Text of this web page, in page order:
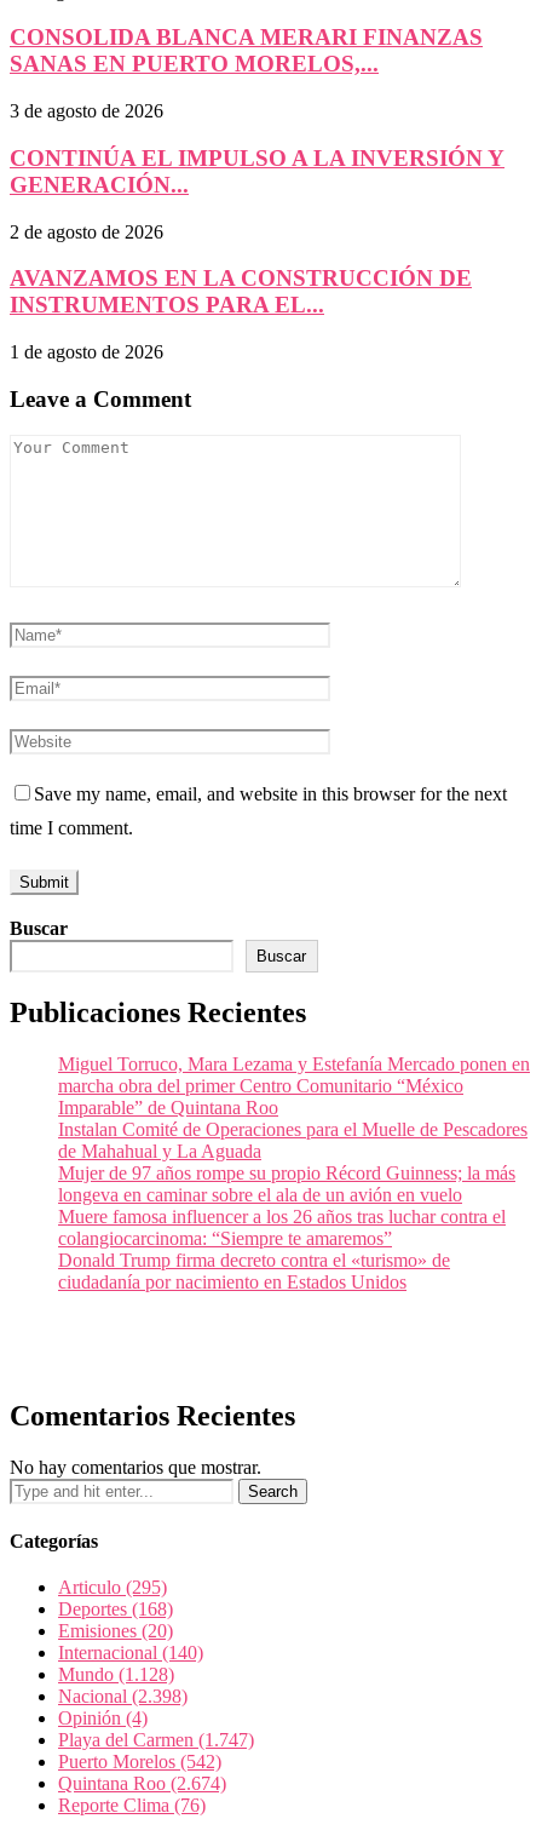
CONSOLIDA BLANCA MERARI FINANZAS
SANAS EN PUERTO MORELOS,...
3 de agosto de 2026
CONTINÚA EL IMPULSO A LA INVERSIÓN Y
GENERACIÓN...
2 de agosto de 2026
AVANZAMOS EN LA CONSTRUCCIÓN DE
INSTRUMENTOS PARA EL...
1 de agosto de 2026
Leave a Comment
Save my name, email, and website in this browser for the next
time I comment.
Buscar
Buscar
Publicaciones Recientes
Miguel Torruco, Mara Lezama y Estefanía Mercado ponen en
marcha obra del primer Centro Comunitario “México
Imparable” de Quintana Roo
Instalan Comité de Operaciones para el Muelle de Pescadores
de Mahahual y La Aguada
Mujer de 97 años rompe su propio Récord Guinness; la más
longeva en caminar sobre el ala de un avión en vuelo
Muere famosa influencer a los 26 años tras luchar contra el
colangiocarcinoma: “Siempre te amaremos”
Donald Trump firma decreto contra el «turismo» de
ciudadanía por nacimiento en Estados Unidos
Comentarios Recientes
No hay comentarios que mostrar.
Categorías
Articulo (295)
Deportes (168)
Emisiones (20)
Internacional (140)
Mundo (1.128)
Nacional (2.398)
Opinión (4)
Playa del Carmen (1.747)
Puerto Morelos (542)
Quintana Roo (2.674)
Reporte Clima (76)